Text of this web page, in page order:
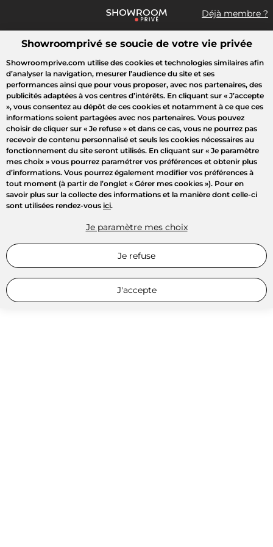
Déjà membre ?
Que recherchez-vous ?
Toutes les ventes Mode Sport Voyages Enfant
Showroomprivé se soucie de votre vie privée
Showroomprive.com utilise des cookies et technologies similaires afin
d’analyser la navigation, mesurer l’audience du site et ses
performances ainsi que pour vous proposer, avec nos partenaires, des
publicités adaptées à vos centres d’intérêts. En cliquant sur « J’accepte
», vous consentez au dépôt de ces cookies et notamment à ce que ces
informations soient partagées avec nos partenaires. Vous pouvez
choisir de cliquer sur « Je refuse » et dans ce cas, vous ne pourrez pas
recevoir de contenu personnalisé et seuls les cookies nécessaires au
fonctionnement du site seront utilisés. En cliquant sur « Je paramètre
mes choix » vous pourrez paramétrer vos préférences et obtenir plus
d’informations. Vous pourrez également modifier vos préférences à
tout moment (à partir de l’onglet « Gérer mes cookies »). Pour en
savoir plus sur la collecte des informations et la manière dont celle-ci
sont utilisées rendez-vous ici.
Je paramètre mes choix
Je refuse
J'accepte